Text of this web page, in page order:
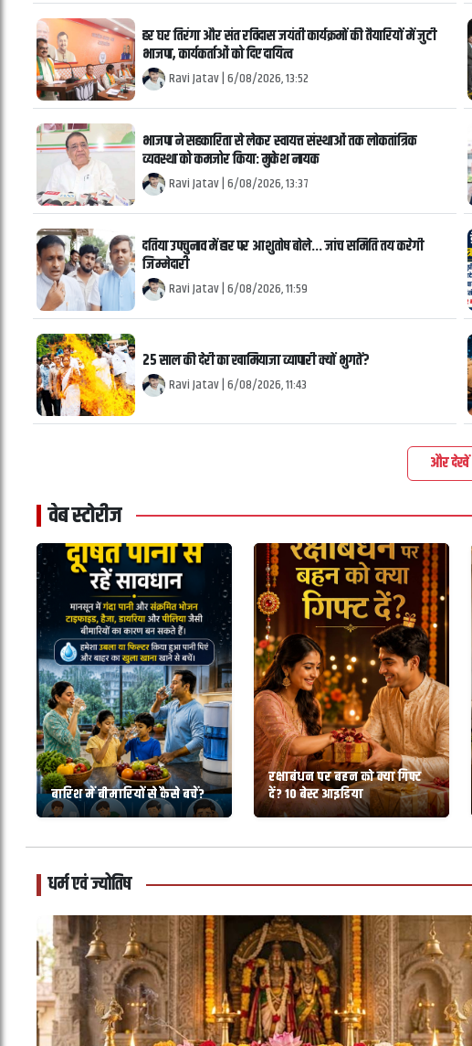
हर घर तिरंगा और संत रविदास जयंती कार्यक्रमों की तैयारियों में जुटी
भाजपा, कार्यकर्ताओं को दिए दायित्व
Ravi Jatav|6/08/2026, 13:52
भाजपा ने सहकारिता से लेकर स्वायत्त संस्थाओं तक लोकतांत्रिक
व्यवस्था को कमजोर किया: मुकेश नायक
Ravi Jatav|6/08/2026, 13:37
दतिया उपचुनाव में हार पर आशुतोष बोले... जांच समिति तय करेगी
जिम्मेदारी
Ravi Jatav|6/08/2026, 11:59
25 साल की देरी का खामियाजा व्यापारी क्यों भुगतें?
Ravi Jatav|6/08/2026, 11:43
और देखें
वेब स्टोरीज
बारिश में बीमारियों से कैसे बचें?
रक्षाबंधन पर बहन को क्या गिफ्ट
दें? 10 बेस्ट आइडिया
धर्म एवं ज्योतिष